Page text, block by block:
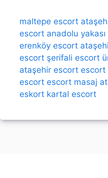
maltepe escort
escort anadolu
erenköy escort
escort şerifali escort
ataşehir escort escort
escort escort masaj
eskort kartal escort